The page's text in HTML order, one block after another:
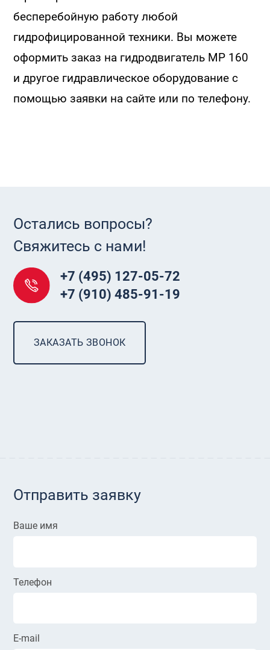
бесперебойную работу любой
гидрофицированной техники. Вы можете
оформить заказ на гидродвигатель MP 160
и другое гидравлическое оборудование с
помощью заявки на сайте или по телефону.
Остались вопросы?
Свяжитесь с нами!
+7 (495) 127-05-72
+7 (910) 485-91-19
ЗАКАЗАТЬ ЗВОНОК
Отправить заявку
Ваше имя
Телефон
E-mail